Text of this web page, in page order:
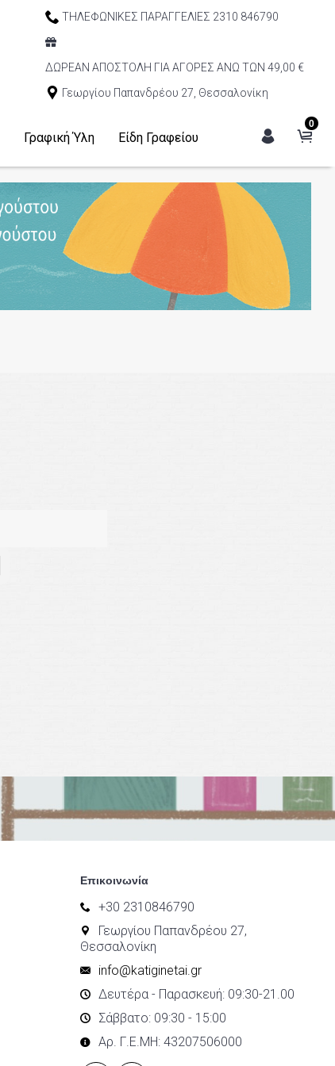
ΤΗΛΕΦΩΝΙΚΕΣ ΠΑΡΑΓΓΕΛΙΕΣ 2310 846790
ΔΩΡΕΑΝ ΑΠΟΣΤΟΛΗ ΓΙΑ ΑΓΟΡΕΣ ΑΝΩ ΤΩΝ 49,00 €
Γεωργίου Παπανδρέου 27, Θεσσαλονίκη
0
Γραφική Ύλη Είδη Γραφείου
Επικοινωνία
+30 2310846790
Γεωργίου Παπανδρέου 27,
Θεσσαλονίκη
info@katiginetai.gr
Δευτέρα - Παρασκευή: 09:30-21.00
Σάββατο: 09:30 - 15:00
Αρ. Γ.Ε.ΜΗ: 43207506000